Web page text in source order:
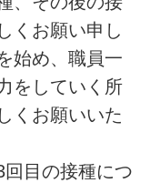
くお願い申し
始め、職員一
をしていく所
くお願いいた
目の接種につ